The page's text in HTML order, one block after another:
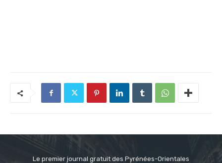
Le premier journal gratuit des Pyrénées-Orientales